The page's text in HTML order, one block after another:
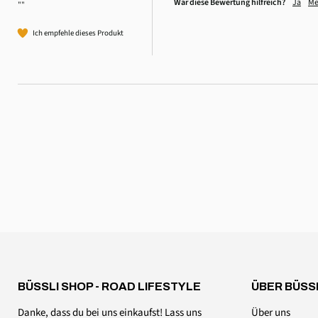
""
Ich empfehle dieses Produkt
War diese Bewertung hilfreich? Ja
BÜSSLI SHOP - ROAD LIFESTYLE
Danke, dass du bei uns einkaufst! Lass uns
ÜBER
Über uns
4,6Rating 3.518Bewertungen
Wie oft willt ihr mich denn noch fragen, ob ich einen
simplen Magnethaken bewerten will? Ich will und
muss hier nichts bewerten und solche Penetranz
Twitter